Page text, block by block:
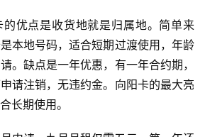
的优点是收货地就是归属地。简单来
本地号码，适合短期过渡使用，年龄
。缺点是一年优惠，有一年合约期，
请注销，无违约金。向阳卡的最大亮
长期使用。